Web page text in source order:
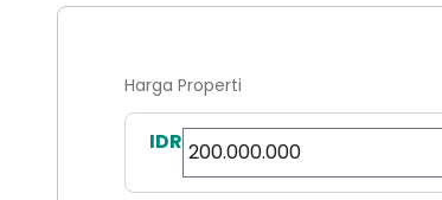
Harga Properti
IDR